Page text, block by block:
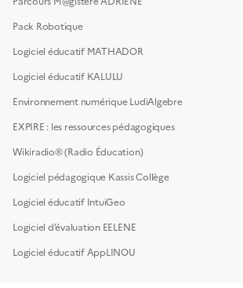
Pack Robotique
Logiciel éducatif MATHADOR
Logiciel éducatif KALULU
Environnement numérique LudiAlgebre
EXPIRE : les ressources pédagogiques
Wikiradio® (Radio Éducation)
Logiciel pédagogique Kassis Collège
Logiciel éducatif IntuiGeo
Logiciel d’évaluation EELENE
Logiciel éducatif AppLINOU